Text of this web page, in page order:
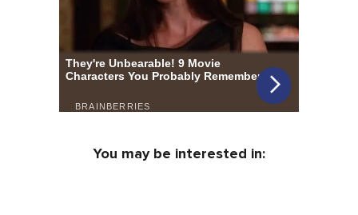
You may be interested in: